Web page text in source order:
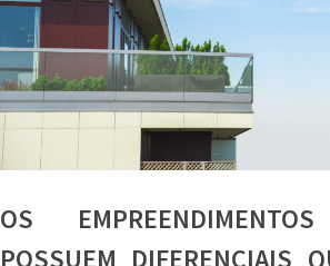
OS
POSSUEM DIFERENCIAIS